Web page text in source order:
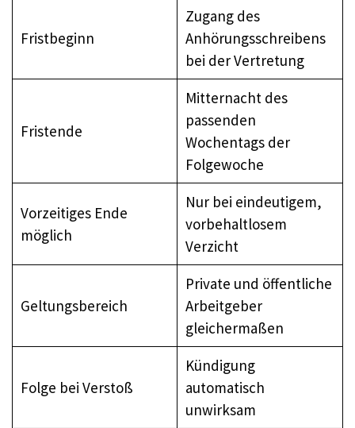
Fristbeginn
Zugang des
Anhörungsschreibens
bei der Vertretung
Fristende
Mitternacht des
passenden
Wochentags der
Folgewoche
Vorzeitiges Ende
möglich
Nur bei eindeutigem,
vorbehaltlosem
Verzicht
Geltungsbereich
Private und öffentliche
Arbeitgeber
gleichermaßen
Folge bei Verstoß
Kündigung
automatisch
unwirksam